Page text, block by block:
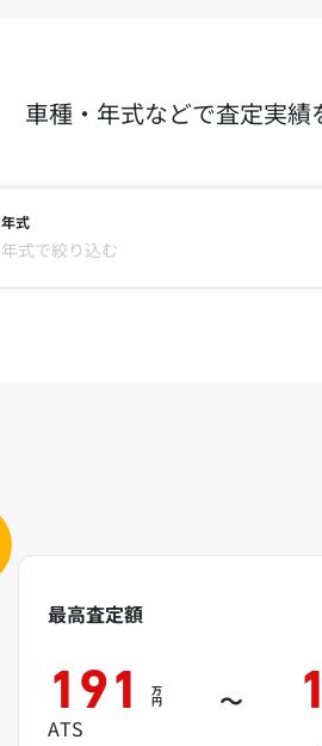
車種・年式などで査定実績
年式
年式で絞り込む
最高査定額
191 万
円 ～
ATS